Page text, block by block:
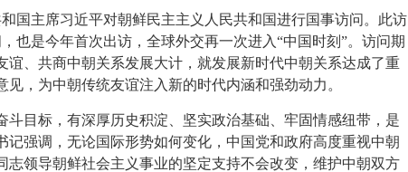
主席习近平对朝鲜民主主义人民共和国进行国事访问。此访
也是今年首次出访，全球外交再一次进入“中国时刻”。访问期
、共商中朝关系发展大计，就发展新时代中朝关系达成了重
，为中朝传统友谊注入新的时代内涵和强劲动力。
目标，有深厚历史积淀、坚实政治基础、牢固情感纽带，是
强调，无论国际形势如何变化，中国党和政府高度重视中朝
领导朝鲜社会主义事业的坚定支持不会改变，维护中朝双方